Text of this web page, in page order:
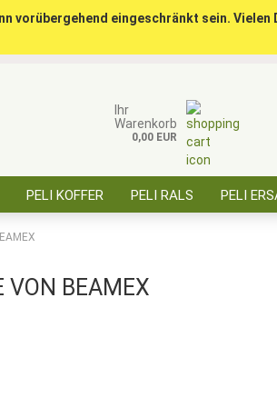
Passwort
Ihr
Warenkorb
0,00 EUR
vorübergehend eingeschränkt sein. Vielen
PELI KOFFER PELI RALS PELI
VON BEAMEX